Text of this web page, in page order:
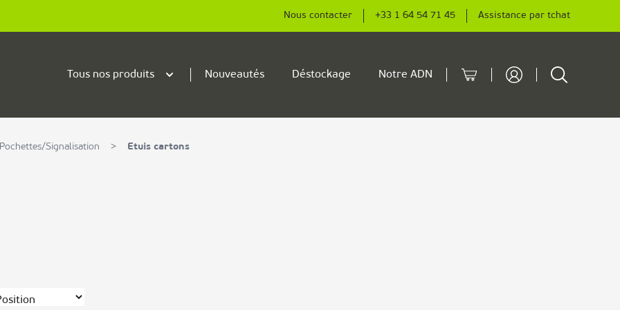
Nous contacter +33 1 64 54 71 45 Assistance par tchat
Tous nos produits Nouveautés Déstockage Notre ADN Cart Rechercher
Signalisation > Etuis cartons